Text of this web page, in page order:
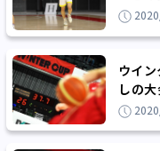
い」
ウイ
しの
突する